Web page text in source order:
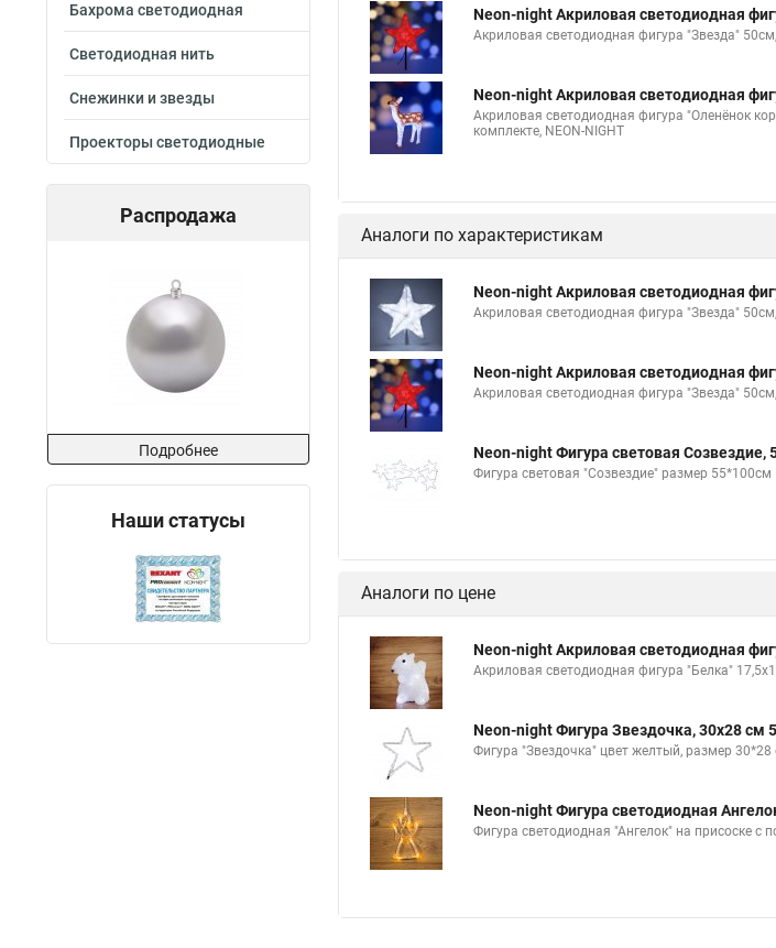
Бахрома светодиодная
Светодиодная нить
Снежинки и звезды
Проекторы светодиодные
Распродажа
Подробнее
Наши статусы
Neon-night Акриловая светодиодная
Акриловая светодиодная фигура "Звезда"
Neon-night Акриловая светодиодная
Акриловая светодиодная фигура "Оленёнок
комплекте, NEON-NIGHT
Аналоги по характеристикам
Neon-night Акриловая светодиодная
Акриловая светодиодная фигура "Звезда"
Neon-night Акриловая светодиодная
Акриловая светодиодная фигура "Звезда"
Neon-night Фигура световая Созвездие,
Фигура световая "Созвездие" размер 55*100см
Аналоги по цене
Neon-night Акриловая светодиодная
Акриловая светодиодная фигура "Белка"
Neon-night Фигура Звездочка, 30х28 см
Фигура "Звездочка" цвет желтый, размер 30*28
Neon-night Фигура светодиодная
Фигура светодиодная "Ангелок" на присоске